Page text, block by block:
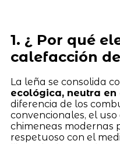
1. ¿ Por qué
calefacción
La leña se consolida
ecológica, neutra
diferencia de los
convencionales, el
chimeneas modernas
respetuoso con el